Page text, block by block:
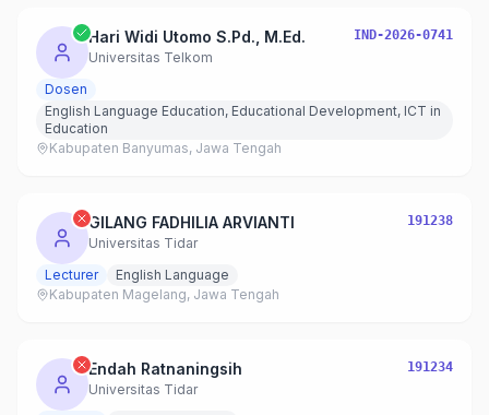
Hari Widi Utomo S.Pd., M.Ed.
Universitas Telkom
IND-2026-0741
Dosen
English Language Education, Educational Development, ICT in
Education
Kabupaten Banyumas, Jawa Tengah
GILANG FADHILIA ARVIANTI
Universitas Tidar
191238
Lecturer
English Language
Kabupaten Magelang, Jawa Tengah
Endah Ratnaningsih
Universitas Tidar
191234